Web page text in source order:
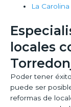
La Carolina
locales
Poder tener
puede ser
reformas de